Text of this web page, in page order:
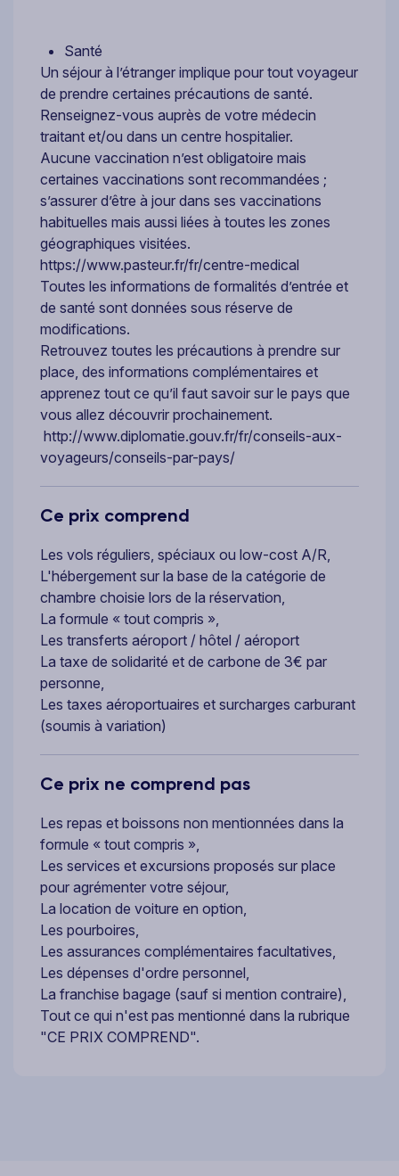
Santé
Un séjour à l’étranger implique pour tout voyageur
de prendre certaines précautions de santé.
Renseignez-vous auprès de votre médecin
traitant et/ou dans un centre hospitalier.
Aucune vaccination n’est obligatoire mais
certaines vaccinations sont recommandées ;
s’assurer d’être à jour dans ses vaccinations
habituelles mais aussi liées à toutes les zones
géographiques visitées.
https://www.pasteur.fr/fr/centre-medical
Toutes les informations de formalités d’entrée et
de santé sont données sous réserve de
modifications.
Retrouvez toutes les précautions à prendre sur
place, des informations complémentaires et
apprenez tout ce qu’il faut savoir sur le pays que
vous allez découvrir prochainement.
http://www.diplomatie.gouv.fr/fr/conseils-aux-
voyageurs/conseils-par-pays/
Ce prix comprend
Les vols réguliers, spéciaux ou low-cost A/R,
L'hébergement sur la base de la catégorie de
chambre choisie lors de la réservation,
La formule « tout compris »,
Les transferts aéroport / hôtel / aéroport
La taxe de solidarité et de carbone de 3€ par
personne,
Les taxes aéroportuaires et surcharges carburant
(soumis à variation)
Ce prix ne comprend pas
Les repas et boissons non mentionnées dans la
formule « tout compris »,
Les services et excursions proposés sur place
pour agrémenter votre séjour,
La location de voiture en option,
Les pourboires,
Les assurances complémentaires facultatives,
Les dépenses d'ordre personnel,
La franchise bagage (sauf si mention contraire),
Tout ce qui n'est pas mentionné dans la rubrique
"CE PRIX COMPREND".